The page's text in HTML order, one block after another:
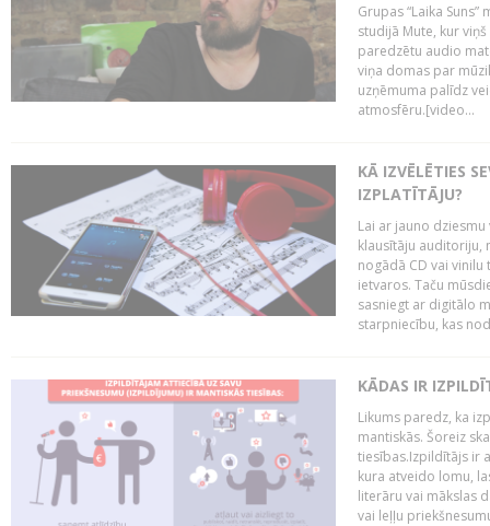
Grupas “Laika
studijā Mute, kur
paredzētu audio
viņa domas par
uzņēmuma palīdz
atmosfēru.[video...
KĀ IZVĒLĒTIES
IZPLATĪTĀJU?
Lai ar jauno
klausītāju auditoriju,
nogādā CD vai
ietvaros. Taču
sasniegt ar digitālo
starpniecību, kas
KĀDAS IR
Likums paredz, ka
mantiskās. Šoreiz
tiesības.Izpildītājs ir
kura atveido lomu,
literāru vai mākslas
vai leļļu